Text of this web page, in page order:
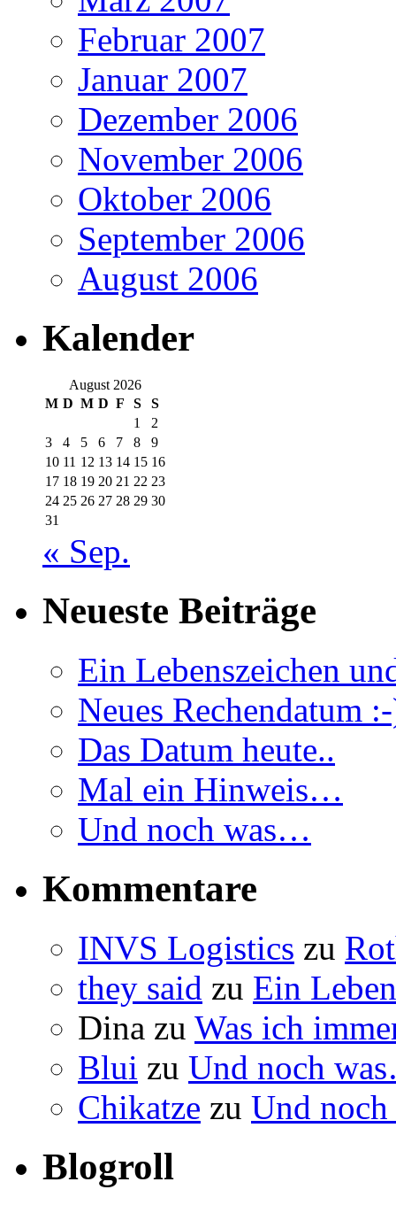
Februar 2007
Januar 2007
Dezember 2006
November 2006
Oktober 2006
September 2006
August 2006
Kalender
August 2026
M D M D F S
S
1
2
3
4 5 6 7 8
9
10 11 12 13 14 15 16
17 18 19 20 21 22 23
24 25 26 27 28 29 30
31
« Sep.
Neueste Beiträge
Ein Lebenszeichen
Neues Rechendatum
Das Datum heute..
Mal ein Hinweis…
Und noch was…
Kommentare
INVS Logistics zu
they said zu Ein
Dina zu Was ich
Blui zu Und noch
Chikatze zu Und
Blogroll